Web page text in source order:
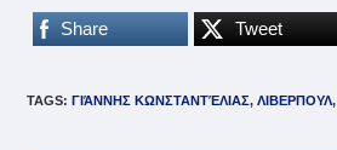
Share Tweet
TAGS: ΓΙΆΝΝΗΣ ΚΩΝΣΤΑΝΤΈΛΙΑΣ, ΛΙΒΕΡΠΟΥΛ,